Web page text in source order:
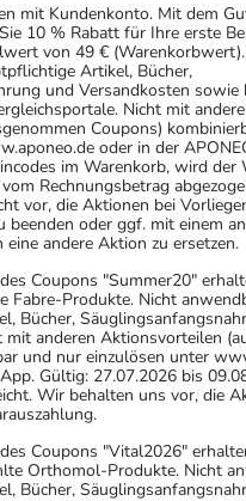
mit Kundenkonto. Mit dem
10 % Rabatt für Ihre erste
von 49 €
Artikel, Bücher,
und Versandkosten sowie
Nicht mit
Coupons)
oder in der
im Warenkorb, wird der
Rechnungsbetrag
vor, die Aktionen bei
beenden oder ggf. mit einem
eine andere Aktion zu ersetzen.
Coupons "Summer20"
Fabre-Produkte. Nicht
Bücher,
mit anderen Aktionsvorteilen
und nur einzulösen unter
Gültig: 27.07.2026 bis
Wir behalten uns vor, die
Coupons "Vital2026"
Orthomol-Produkte. Nicht
Bücher,